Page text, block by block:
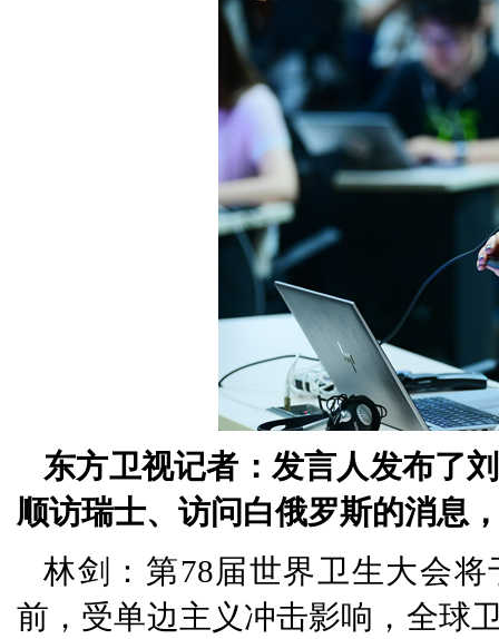
东方卫视记者：发言人发布了
顺访瑞士、访问白俄罗斯的消息
林剑：第78届世界卫生大会
前，受单边主义冲击影响，全球